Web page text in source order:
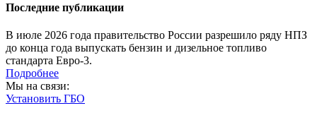
Последние публикации
В июле 2026 года правительство России разрешило ряду НПЗ
до конца года выпускать бензин и дизельное топливо
стандарта Евро-3.
Подробнее
Мы на связи:
Установить ГБО